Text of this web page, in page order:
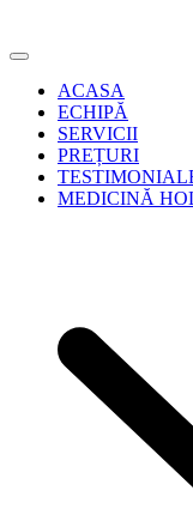
ACASA
ECHIPĂ
SERVICII
PREȚURI
MEDICINĂ